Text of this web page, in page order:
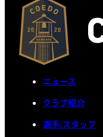
ニュース
クラブ紹介
選手/スタッフ